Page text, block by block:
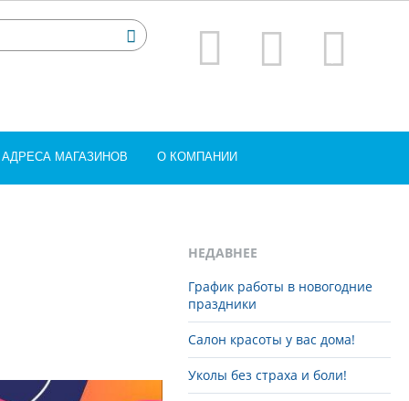
АДРЕСА МАГАЗИНОВ О КОМПАНИИ
НЕДАВНЕЕ
График работы в новогодние
праздники
Салон красоты у вас дома!
Уколы без страха и боли!